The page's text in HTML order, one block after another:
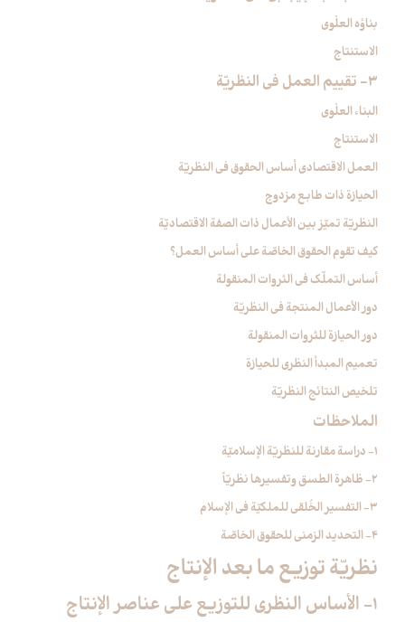
بناؤه العلْوي
الاستنتاج
3- تقييم العمل في النظريّة
البناء العلْوي
الاستنتاج
العمل الاقتصادي أساس الحقوق في النظريّة
الحيازة ذات طابع مزدوج
النظريّة تميّز بين الأعمال ذات الصفة الاقتصاديّة
كيف تقوم الحقوق الخاصّة على أساس العمل؟
أساس التملّك في الثروات المنقولة
دور الأعمال المنتجة في النظريّة
دور الحيازة للثروات المنقولة
تعميم المبدأ النظري للحيازة
تلخيص النتائج النظريّة
الملاحظات‏
1- دراسة مقارنة للنظريّة الإسلاميّة
2- ظاهرة الطسق وتفسيرها نظريّاً
3- التفسير الخُلقي للملكيّة في الإسلام‏
4- التحديد الزمني للحقوق الخاصّة
نظريّة توزيع ما بعد الإنتاج‏
1- الأساس النظري للتوزيع على عناصر الإنتاج‏